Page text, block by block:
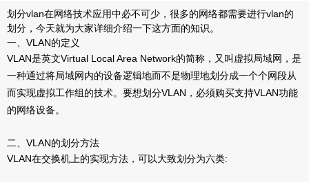
划分vlan在网络技术应用中必不可少，很多的网络都需要进行vlan的
划分，今天就为大家详细介绍一下这方面的知识。
一、VLAN的定义
VLAN是英文Virtual Local Area Network的简称，又叫虚拟局域网，是
一种通过将局域网内的设备逻辑地而不是物理地划分成一个个网段从
而实现虚拟工作组的技术。要想划分VLAN，必须购买支持VLAN功能
的网络设备。
二、VLAN的划分方法
VLAN在交换机上的实现方法，可以大致划分为六类: